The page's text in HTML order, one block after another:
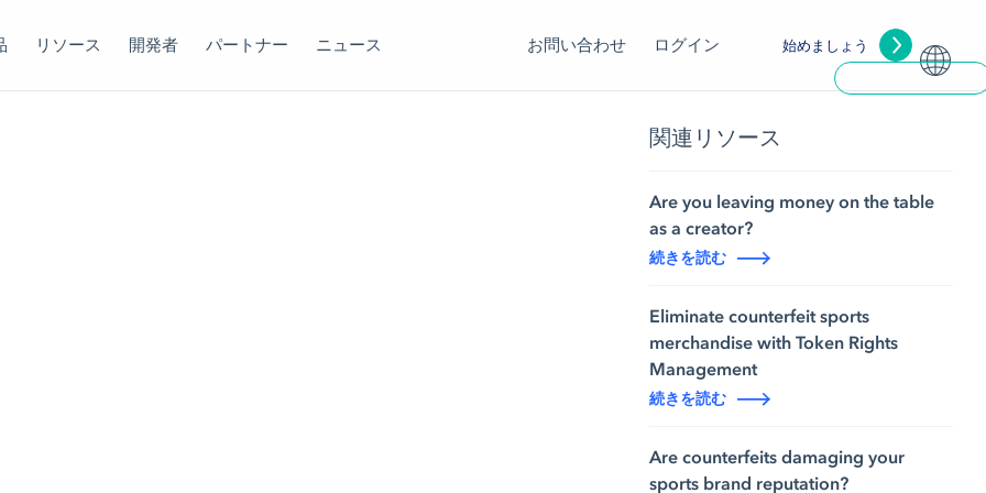
リソース 開発者 パートナー ニュース お問い合わせ ログイン 始めましょう
関連リソース
Are you leaving money on the table
as a creator?
続きを読む
Eliminate counterfeit sports
merchandise with Token Rights
Management
続きを読む
Are counterfeits damaging your
sports brand reputation?